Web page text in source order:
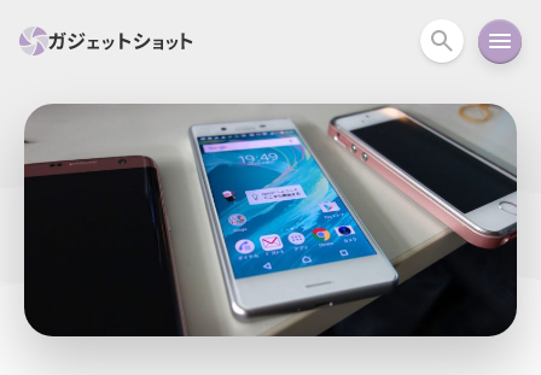
スマホ PC関連 カメラ ウェア
スマートホーム アクションカメラ
Mac Android